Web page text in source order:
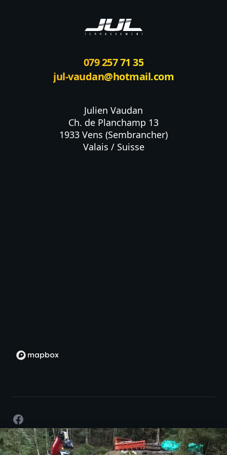
079 257 71 35
jul-vaudan@hotmail.com
Julien Vaudan
Ch. de Planchamp 13
1933 Vens (Sembrancher)
Valais / Suisse
Facebook
©2026- Développement par passion -